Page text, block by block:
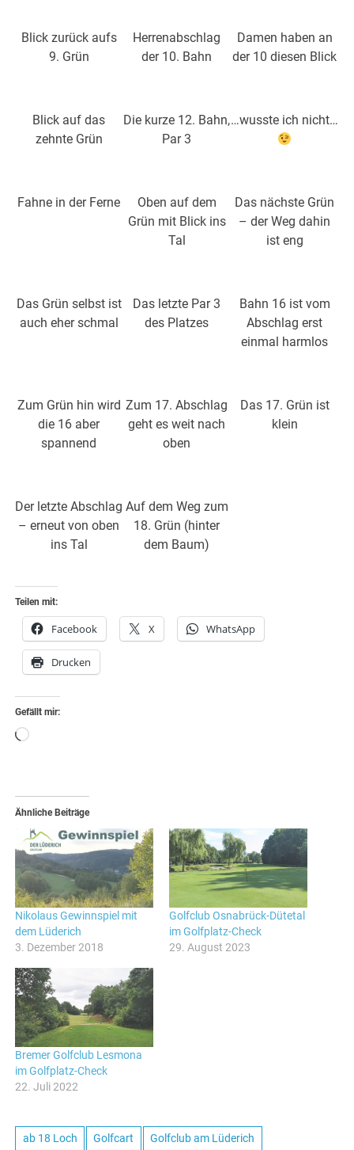
Blick zurück aufs
9. Grün
Herrenabschlag
der 10. Bahn
Damen haben an
der 10 diesen Blick
Blick auf das
zehnte Grün
Die kurze 12. Bahn,
Par 3
…wusste ich nicht…
Fahne in der Ferne
Oben auf dem
Grün mit Blick ins
Tal
Das nächste Grün
– der Weg dahin
ist eng
Das Grün selbst ist
auch eher schmal
Das letzte Par 3
des Platzes
Bahn 16 ist vom
Abschlag erst
einmal harmlos
Zum Grün hin wird
die 16 aber
spannend
Zum 17. Abschlag
geht es weit nach
oben
Das 17. Grün ist
klein
Der letzte Abschlag
– erneut von oben
ins Tal
Auf dem Weg zum
18. Grün (hinter
dem Baum)
Teilen mit:
Facebook X WhatsApp
Drucken
Gefällt mir:
Wird
Ähnliche Beiträge
Nikolaus Gewinnspiel mit
dem Lüderich
3. Dezember 2018
Golfclub Osnabrück-Dütetal
im Golfplatz-Check
29. August 2023
Bremer Golfclub Lesmona
im Golfplatz-Check
22. Juli 2022
ab 18 Loch Golfcart Golfclub am Lüderich